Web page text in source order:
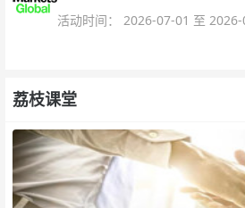
活动时间： 2026-07-01 至 2026-
荔枝课堂